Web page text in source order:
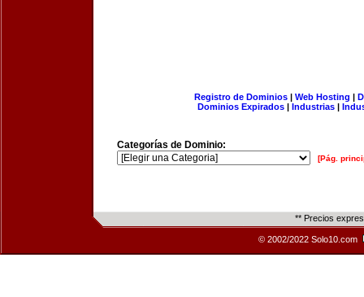
Registro de Dominios| Web Hosting |
Dominios Expirados | Industrias |
Categorías de Dominio:
[Pág.
** Precios
© 2002/2022 Solo10.com